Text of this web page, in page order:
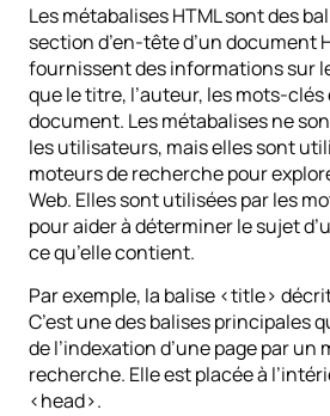
Les métabalises HTML sont des
section d’en-tête d’un document
fournissent des informations sur
que le titre, l’auteur, les mots-
document. Les métabalises ne
les utilisateurs, mais elles sont
moteurs de recherche pour
Web. Elles sont utilisées par les
pour aider à déterminer le sujet
ce qu’elle contient.
Par exemple, la balise <title>
C’est une des balises principales
de l’indexation d’une page par un
recherche. Elle est placée à
<head>.